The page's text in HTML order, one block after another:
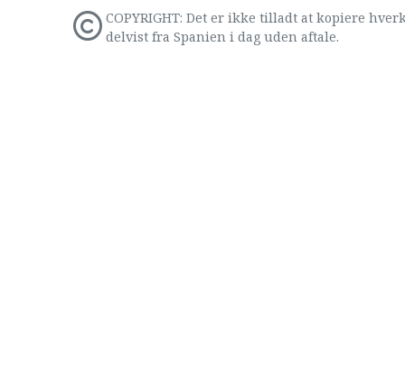
COPYRIGHT: Det er ikke tilladt at kopiere
delvist fra Spanien i dag uden aftale.